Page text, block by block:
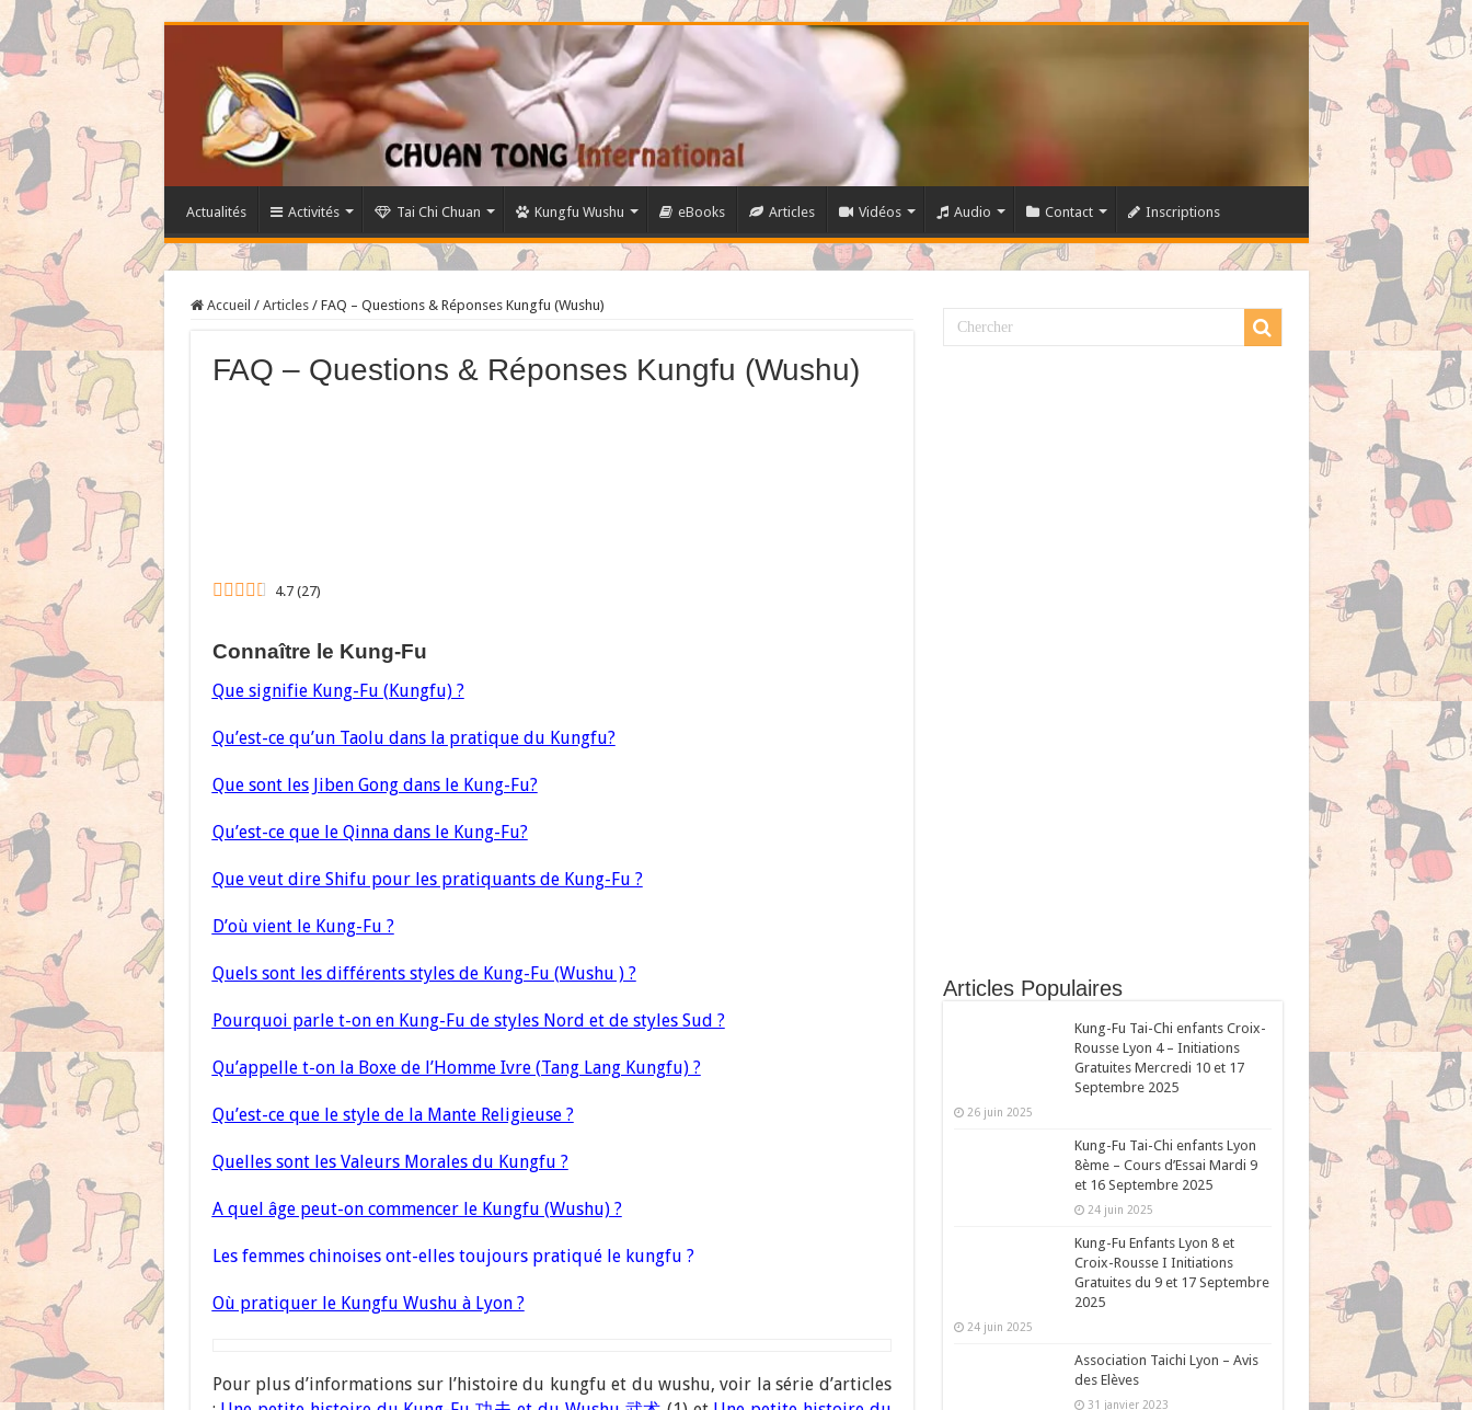
Actualités Activités Tai Chi Chuan Kungfu Wushu eBooks Articles Vidéos Audio Contact Inscriptions
Accueil / Articles / FAQ – Questions & Réponses Kungfu (Wushu)
FAQ – Questions & Réponses Kungfu (Wushu)
4.7 (27)
Connaître le Kung-Fu
Que signifie Kung-Fu (Kungfu) ?
Qu’est-ce qu’un Taolu dans la pratique du Kungfu?
Que sont les Jiben Gong dans le Kung-Fu?
Qu’est-ce que le Qinna dans le Kung-Fu?
Que veut dire Shifu pour les pratiquants de Kung-Fu ?
D’où vient le Kung-Fu ?
Quels sont les différents styles de Kung-Fu (Wushu ) ?
Pourquoi parle t-on en Kung-Fu de styles Nord et de styles Sud ?
Qu’appelle t-on la Boxe de l’Homme Ivre (Tang Lang Kungfu) ?
Qu’est-ce que le style de la Mante Religieuse ?
Quelles sont les Valeurs Morales du Kungfu ?
A quel âge peut-on commencer le Kungfu (Wushu) ?
Les femmes chinoises ont-elles toujours pratiqué le kungfu ?
Où pratiquer le Kungfu Wushu à Lyon ?
Pour plus d’informations sur l’histoire du kungfu et du wushu, voir la série d’articles
Articles Populaires
Kung-Fu Tai-Chi enfants Croix-
Rousse Lyon 4 – Initiations
Gratuites Mercredi 10 et 17
Septembre 2025
26 juin 2025
Kung-Fu Tai-Chi enfants Lyon
8ème – Cours d’Essai Mardi 9
et 16 Septembre 2025
24 juin 2025
Kung-Fu Enfants Lyon 8 et
Croix-Rousse I Initiations
Gratuites du 9 et 17 Septembre
2025
24 juin 2025
Association Taichi Lyon – Avis
des Elèves
31 janvier 2023